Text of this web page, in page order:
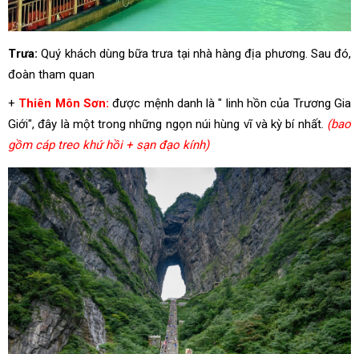
Trưa:Quý khách dùng bữa trưa tại nhà hàng địa phương. Sau đó,
đoàn tham quan
+ Thiên Môn Sơn:được mệnh danh là " linh hồn của Trương Gia
Giới", đây là một trong những ngọn núi hùng vĩ và kỳ bí nhất. (bao
gồm cáp treo khứ hồi + sạn đạo kính)